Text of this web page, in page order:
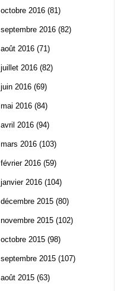
octobre 2016 (81)
septembre 2016 (82)
août 2016 (71)
juillet 2016 (82)
juin 2016 (69)
mai 2016 (84)
avril 2016 (94)
mars 2016 (103)
février 2016 (59)
janvier 2016 (104)
décembre 2015 (80)
novembre 2015 (102)
octobre 2015 (98)
septembre 2015 (107)
août 2015 (63)